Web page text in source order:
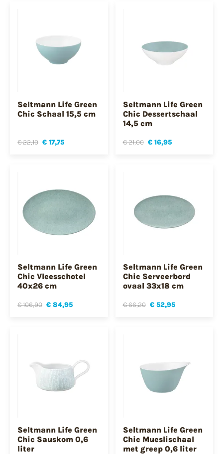
Seltmann Life Green
Chic Schaal 15,5 cm
€ 22,10 € 17,75
Seltmann Life Green
Chic Dessertschaal
14,5 cm
€ 21,00 € 16,95
Seltmann Life Green
Chic Vleesschotel
40x26 cm
€ 106,90 € 84,95
Seltmann Life Green
Chic Serveerbord
ovaal 33x18 cm
€ 66,20 € 52,95
Seltmann Life Green
Chic Sauskom 0,6
liter
Seltmann Life Green
Chic Mueslischaal
met greep 0,6 liter